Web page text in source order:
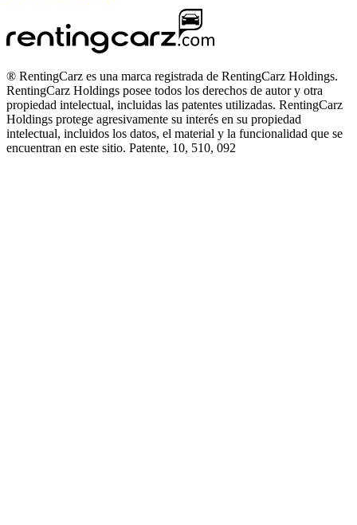
® RentingCarz es una marca registrada de RentingCarz Holdings.
RentingCarz Holdings posee todos los derechos de autor y otra
propiedad intelectual, incluidas las patentes utilizadas. RentingCarz
Holdings protege agresivamente su interés en su propiedad
intelectual, incluidos los datos, el material y la funcionalidad que se
encuentran en este sitio. Patente, 10, 510, 092